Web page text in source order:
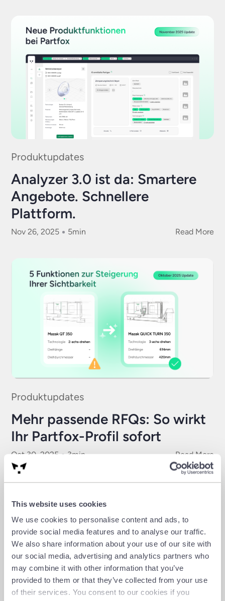
This website uses cookies
We use cookies to personalise content and ads, to
provide social media features and to analyse our traffic.
We also share information about your use of our site with
our social media, advertising and analytics partners who
may combine it with other information that you’ve
provided to them or that they’ve collected from your use
of their services. You consent to our cookies if you
Produktupdates
Analyzer 3.0 ist da: Smartere
Angebote. Schnellere
Plattform.
Nov 26, 2025 5min Read More
Produktupdates
Mehr passende RFQs: So wirkt
Ihr Partfox-Profil sofort
Oct 30, 2025 3min Read More